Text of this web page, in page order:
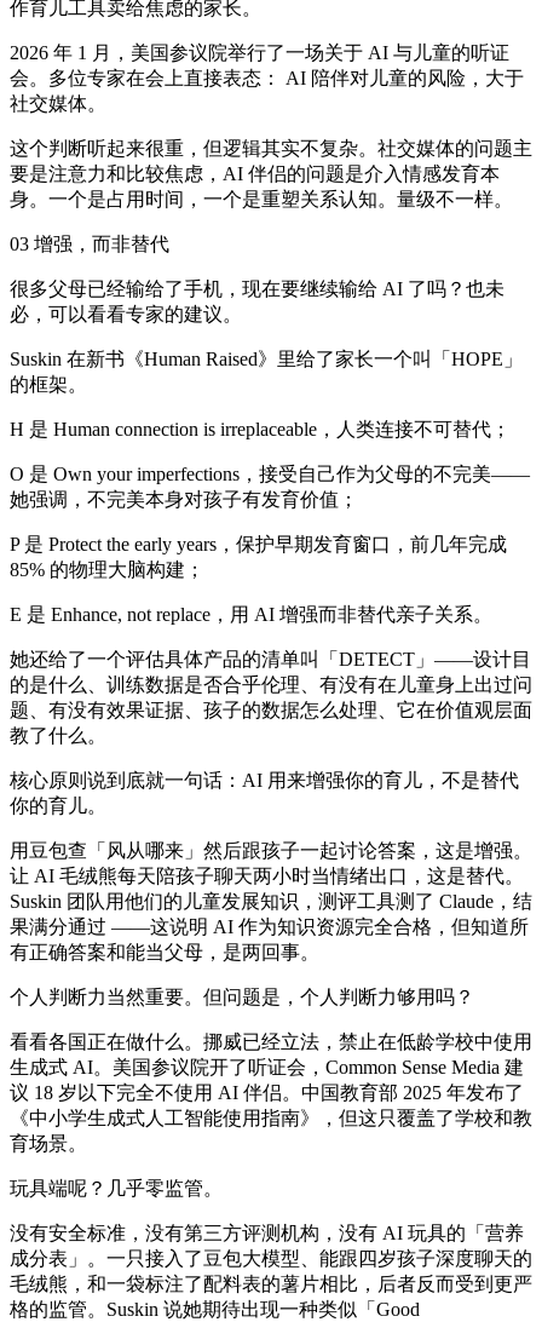
作育儿工具卖给焦虑的家长。
2026 年 1 月，美国参议院举行了一场关于 AI 与儿童的听证
会。多位专家在会上直接表态： AI 陪伴对儿童的风险，大于
社交媒体。
这个判断听起来很重，但逻辑其实不复杂。社交媒体的问题主
要是注意力和比较焦虑，AI 伴侣的问题是介入情感发育本
身。一个是占用时间，一个是重塑关系认知。量级不一样。
03 增强，而非替代
很多父母已经输给了手机，现在要继续输给 AI 了吗？也未
必，可以看看专家的建议。
Suskin 在新书《Human Raised》里给了家长一个叫「HOPE」
的框架。
H 是 Human connection is irreplaceable，人类连接不可替代；
O 是 Own your imperfections，接受自己作为父母的不完美——
她强调，不完美本身对孩子有发育价值；
P 是 Protect the early years，保护早期发育窗口，前几年完成
85% 的物理大脑构建；
E 是 Enhance, not replace，用 AI 增强而非替代亲子关系。
她还给了一个评估具体产品的清单叫「DETECT」——设计目
的是什么、训练数据是否合乎伦理、有没有在儿童身上出过问
题、有没有效果证据、孩子的数据怎么处理、它在价值观层面
教了什么。
核心原则说到底就一句话：AI 用来增强你的育儿，不是替代
你的育儿。
用豆包查「风从哪来」然后跟孩子一起讨论答案，这是增强。
让 AI 毛绒熊每天陪孩子聊天两小时当情绪出口，这是替代。
Suskin 团队用他们的儿童发展知识，测评工具测了 Claude，结
果满分通过 ——这说明 AI 作为知识资源完全合格，但知道所
有正确答案和能当父母，是两回事。
个人判断力当然重要。但问题是，个人判断力够用吗？
看看各国正在做什么。挪威已经立法，禁止在低龄学校中使用
生成式 AI。美国参议院开了听证会，Common Sense Media 建
议 18 岁以下完全不使用 AI 伴侣。中国教育部 2025 年发布了
《中小学生成式人工智能使用指南》，但这只覆盖了学校和教
育场景。
玩具端呢？几乎零监管。
没有安全标准，没有第三方评测机构，没有 AI 玩具的「营养
成分表」。一只接入了豆包大模型、能跟四岁孩子深度聊天的
毛绒熊，和一袋标注了配料表的薯片相比，后者反而受到更严
格的监管。Suskin 说她期待出现一种类似「Good